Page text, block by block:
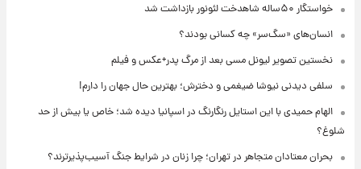
خواستگار ۵۰ساله شاهدخت لئونور بازداشت شد
انسان‌های «سگ‌سر» چه کسانی بودند؟
نخستین تصویر لیونل مسی بعد از مرگ پدر+عکس و فیلم
سلفی دیدنی نیوشا ضیغمی و دخترش؛ بهترین حال جهان را دارم!
الهام حمیدی با این استایل رنگارنگ در اسپانیا دیده شد؛ خاص یا بیش از حد
شلوغ؟
بحران معتادان متجاهر در تهران؛ چرا زنان در شرایط جنگ آسیب‌پذیرترند؟